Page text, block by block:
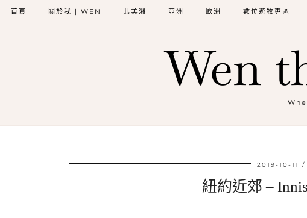
Wen
首頁 關於我 | WEN 北美洲 亞洲 歐洲 數位遊牧專區
2019-10-11
紐約近郊 –